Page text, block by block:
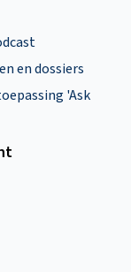
en dossiers
'Ask